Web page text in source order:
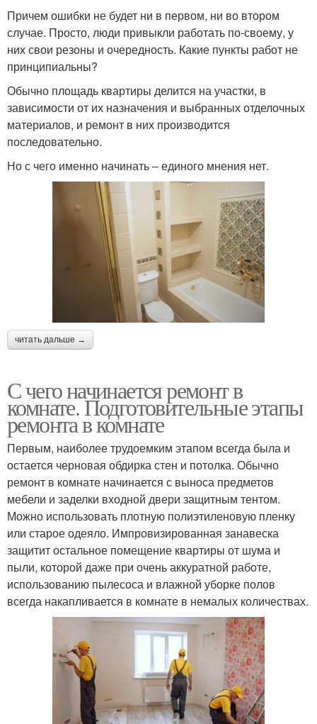
Причем ошибки не будет ни в первом, ни во втором
случае. Просто, люди привыкли работать по-своему, у
них свои резоны и очередность. Какие пункты работ не
принципиальны?
Обычно площадь квартиры делится на участки, в
зависимости от их назначения и выбранных отделочных
материалов, и ремонт в них производится
последовательно.
Но с чего именно начинать – единого мнения нет.
читать дальше →
С чего начинается ремонт в
комнате. Подготовительные этапы
ремонта в комнате
Первым, наиболее трудоемким этапом всегда была и
остается черновая обдирка стен и потолка. Обычно
ремонт в комнате начинается с выноса предметов
мебели и заделки входной двери защитным тентом.
Можно использовать плотную полиэтиленовую пленку
или старое одеяло. Импровизированная занавеска
защитит остальное помещение квартиры от шума и
пыли, которой даже при очень аккуратной работе,
использованию пылесоса и влажной уборке полов
всегда накапливается в комнате в немалых количествах.